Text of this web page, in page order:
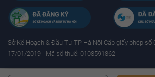
Sở Kế Hoạch & Ðầu Tư TP Hà Nội Cấp giấy phép số
17/01/2019 - Mã số thuế: 0108591862